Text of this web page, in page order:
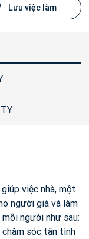
Lưu việc làm
việc nhà, một
người già và làm
người như sau:
sóc tận tình